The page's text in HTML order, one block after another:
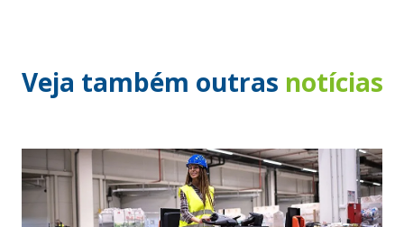
Veja também outras notícias